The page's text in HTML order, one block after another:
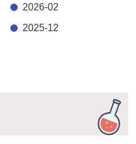
2026-02
2025-12